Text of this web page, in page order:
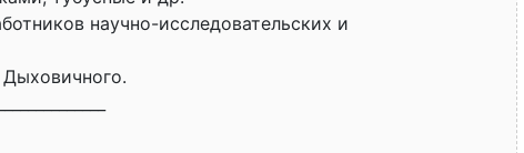
научно-исследовательских и